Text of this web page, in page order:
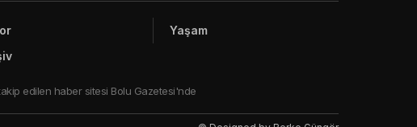
Yaşam
edilen haber sitesi Bolu Gazetesi'nde